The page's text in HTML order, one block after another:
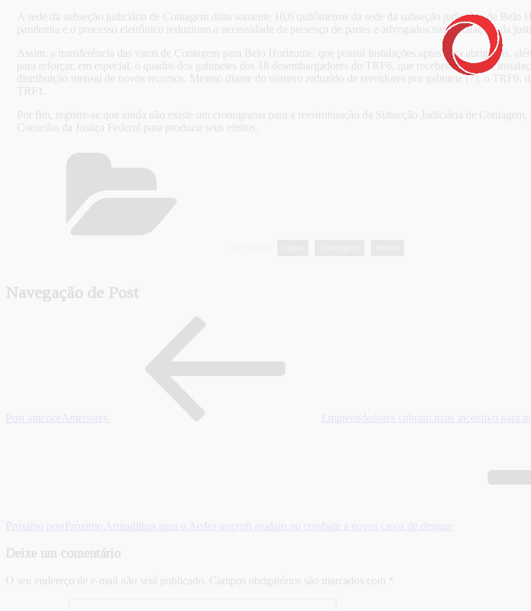
A sede da subseção judiciária de Contagem dista somente 10,6 quilômetros da sede da subseção judiciária de
pandemia e o processo eletrônico reduziram a necessidade da presença de partes e advogados nas instalações da
Assim, a transferência das varas de Contagem para Belo Horizonte, que possui instalações aptas para abrigá-las,
para reforçar, em especial, o quadro dos gabinetes dos 18 desembargadores do TRF6, que receberam, com a
distribuição mensal de novos recursos. Mesmo diante do número reduzido de servidores por gabinete (7), o
TRF1.
Por fim, registre-se que ainda não existe um cronograma para a reestruturação da Subseção Judiciária de
Conselho da Justiça Federal para produzir seus efeitos.
Navegação de Post
Post anterior Anteriores Empreendedores cobram mais incentivo para
Próximo post Próximo Armadilhas para o Aedes aegypti ajudam no combate a novos casos de dengue
Deixe um comentário
O seu endereço de e-mail não será publicado. Campos obrigatórios são marcados com